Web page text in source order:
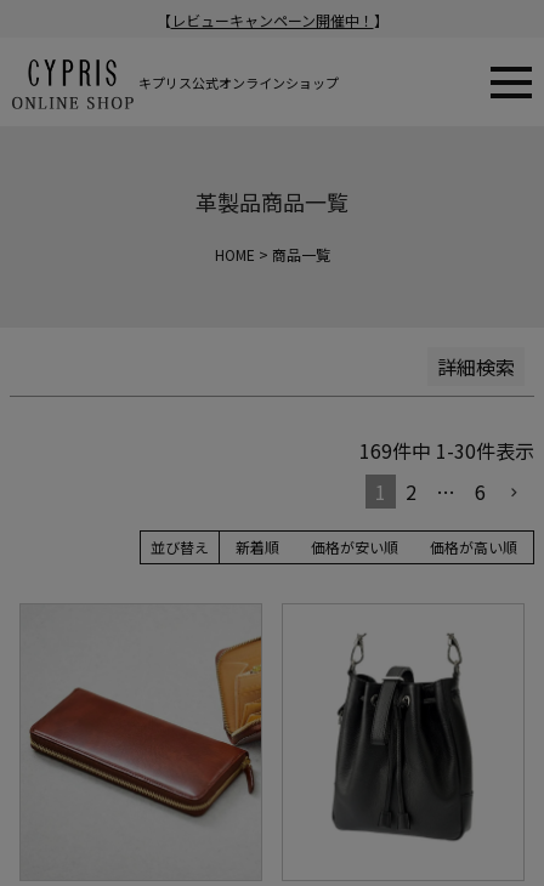
【 レビューキャンペーン開催中！ 】
キプリス公式オンラインショップ
革製品商品一覧
HOME 商品一覧
詳細検索
登録順
価格が安い順
価格が高い順
並び替え 価格が安い順 価格が高い順
新着順
169件中 1-30件表示
1
2 … 6